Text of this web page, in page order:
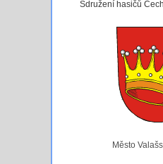
Sdružení hasičů
Město